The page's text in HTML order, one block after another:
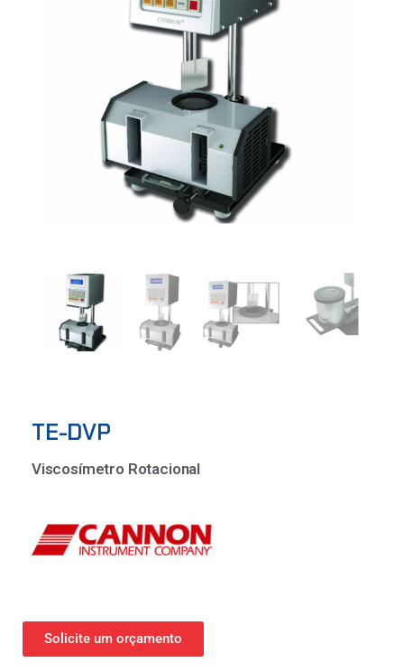
TE-DVP
Viscosímetro Rotacional
Solicite um orçamento